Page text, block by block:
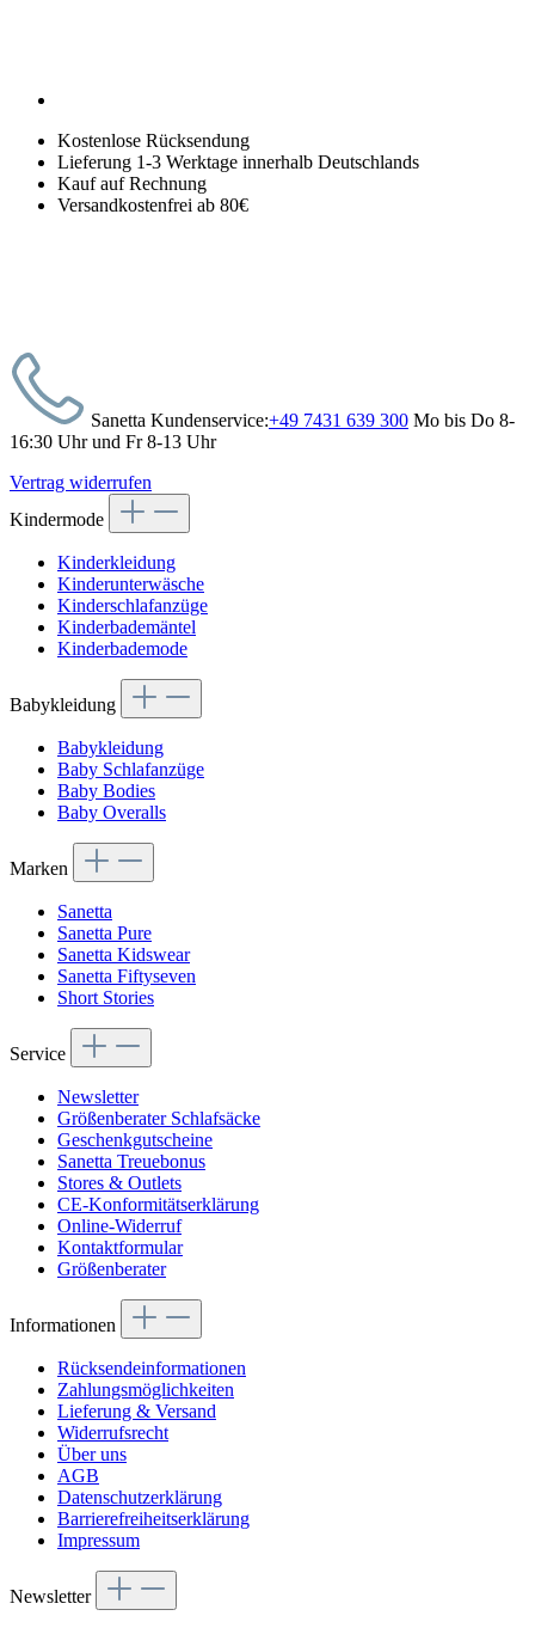
Kostenlose Rücksendung
Lieferung 1-3 Werktage innerhalb Deutschlands
Kauf auf Rechnung
Versandkostenfrei ab 80€
Sanetta Kundenservice:+49 7431 639 300 Mo bis Do 8-
16:30 Uhr und Fr 8-13 Uhr
Vertrag widerrufen
Kindermode
Kinderkleidung
Kinderunterwäsche
Kinderschlafanzüge
Kinderbademäntel
Kinderbademode
Babykleidung
Babykleidung
Baby Schlafanzüge
Baby Bodies
Baby Overalls
Marken
Sanetta
Sanetta Pure
Sanetta Kidswear
Sanetta Fiftyseven
Short Stories
Service
Newsletter
Größenberater Schlafsäcke
Geschenkgutscheine
Sanetta Treuebonus
Stores & Outlets
CE-Konformitätserklärung
Online-Widerruf
Kontaktformular
Größenberater
Informationen
Rücksendeinformationen
Zahlungsmöglichkeiten
Lieferung & Versand
Widerrufsrecht
Über uns
AGB
Datenschutzerklärung
Barrierefreiheitserklärung
Impressum
Newsletter